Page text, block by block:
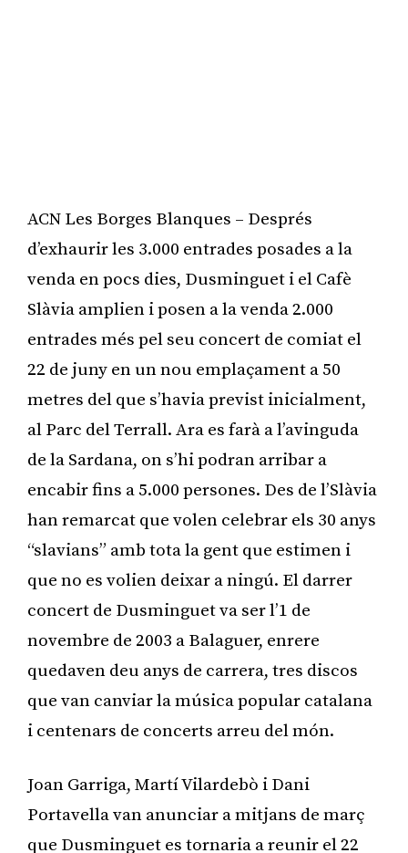
ACN Les Borges Blanques – Després
d’exhaurir les 3.000 entrades posades a la
venda en pocs dies, Dusminguet i el Cafè
Slàvia amplien i posen a la venda 2.000
entrades més pel seu concert de comiat el
22 de juny en un nou emplaçament a 50
metres del que s’havia previst inicialment,
al Parc del Terrall. Ara es farà a l’avinguda
de la Sardana, on s’hi podran arribar a
encabir fins a 5.000 persones. Des de l’Slàvia
han remarcat que volen celebrar els 30 anys
“slavians” amb tota la gent que estimen i
que no es volien deixar a ningú. El darrer
concert de Dusminguet va ser l’1 de
novembre de 2003 a Balaguer, enrere
quedaven deu anys de carrera, tres discos
que van canviar la música popular catalana
i centenars de concerts arreu del món.
Joan Garriga, Martí Vilardebò i Dani
Portavella van anunciar a mitjans de març
que Dusminguet es tornaria a reunir el 22